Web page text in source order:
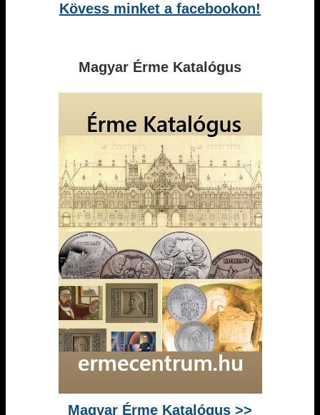
Kövess minket a facebookon!
Magyar Érme Katalógus
Magyar Érme Katalógus >>